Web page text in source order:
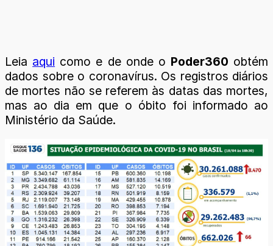
Leia aqui como e de onde o Poder360 obtém
dados sobre o coronavírus. Os registros diários
de mortes não se referem às datas das mortes,
mas ao dia em que o óbito foi informado ao
Ministério da Saúde.